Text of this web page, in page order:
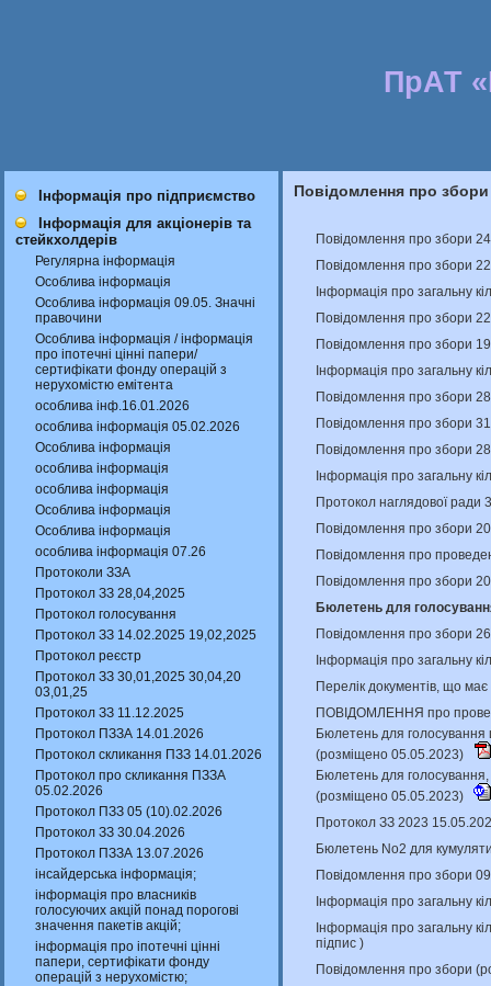
ПрАТ
Інформація про підприємство
Інформація для акціонерів та
стейкхолдерів
Регулярна інформація
Особлива інформація
Особлива інформація 09.05. Значні
правочини
Особлива інформація / інформація
про іпотечні цінні папери/
сертифікати фонду операцій з
нерухомістю емітента
особлива інф.16.01.2026
особлива інформація 05.02.2026
Особлива інформація
особлива інформація
особлива інформація
Особлива інформація
Особлива інформація
особлива інформація 07.26
Протоколи ЗЗА
Протокол ЗЗ 28,04,2025
Протокол голосування
Протокол ЗЗ 14.02.2025 19,02,2025
Протокол реєстр
Протокол ЗЗ 30,01,2025 30,04,20
03,01,25
Протокол ЗЗ 11.12.2025
Протокол ПЗЗА 14.01.2026
Протокол скликання ПЗЗ 14.01.2026
Протокол про скликання ПЗЗА
05.02.2026
Протокол ПЗЗ 05 (10).02.2026
Протокол ЗЗ 30.04.2026
Протокол ПЗЗА 13.07.2026
інсайдерська інформація;
інформація про власників
голосуючих акцій понад порогові
значення пакетів акцій;
інформація про іпотечні цінні
папери, сертифікати фонду
операцій з нерухомістю;
Повідомлення про збори
Повідомлення про збори
Повідомлення про збори
Інформація про загальну
Повідомлення про збори
Повідомлення про збори
Інформація про загальну
Повідомлення про збори
Повідомлення про збори
Повідомлення про збори
Інформація про загальну
Протокол наглядової
Повідомлення про збори
Повідомлення про
Повідомлення про збори
Бюлетень для
Повідомлення про збори
Інформація про загальну
Перелік документів, що
ПОВІДОМЛЕННЯ про
Бюлетень для голосування
(розміщено 05.05.2023)
Бюлетень для
(розміщено 05.05.2023)
Протокол ЗЗ 2023
Бюлетень No2 для
Повідомлення про збори
Інформація про загальну
Інформація про загальну
підпис )
Повідомлення про збори